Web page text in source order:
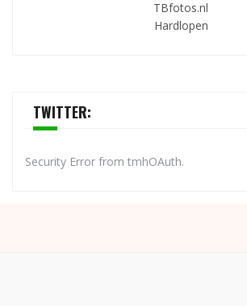
TBfotos.nl
Hardlopen
TWITTER:
Security Error from tmhOAuth.